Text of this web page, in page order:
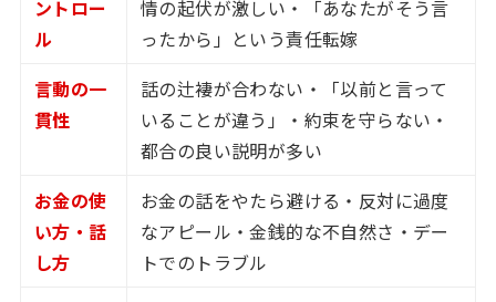
ントロー
ル
情の起伏が激しい・「あなたがそう言
ったから」という責任転嫁
言動の一
貫性
話の辻褄が合わない・「以前と言って
いることが違う」・約束を守らない・
都合の良い説明が多い
お金の使
い方・話
し方
お金の話をやたら避ける・反対に過度
なアピール・金銭的な不自然さ・デー
トでのトラブル